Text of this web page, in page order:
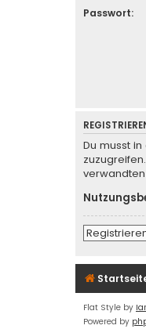
Passwort:
Du musst
Flat Style by
Powered by